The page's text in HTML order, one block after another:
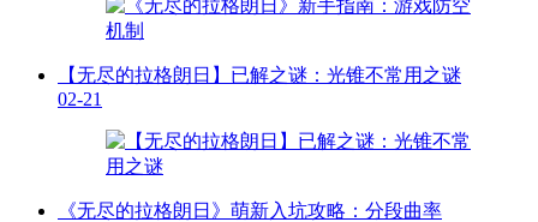
【无尽的拉格朗日】已解之谜：光锥不常用之谜
02-21
《无尽的拉格朗日》萌新入坑攻略：分段曲率